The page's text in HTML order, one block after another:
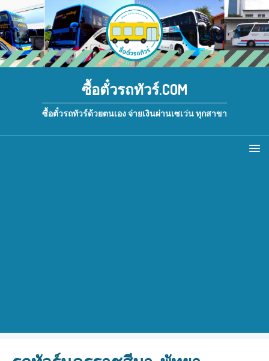
ซื้อตั๋วรถทัวร์.COM
ซื้อตั๋วรถทัวร์ด้วยตนเอง จ่ายเงินผ่านเซเว่น ทุกสาขา